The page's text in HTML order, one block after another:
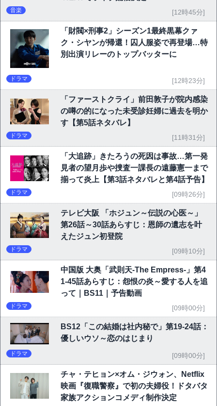
音楽 [12時45分]
「財閥×刑事2」シーズン1最終黒幕クァ
ク・シヤンが帰還！囚人服姿で再登場…特
別出演リレーのトップバッターに
ドラマ [12時23分]
「ファーストクライ」前田敦子が院内感染
の噂の的になった未受診妊婦に過去を明か
す【第5話ネタバレ】
ドラマ [11時31分]
「大追跡」きたろうの死因は事故…第一発
見者の望月歩や捜査一課長の遠藤憲一まで
揃って炎上【第3話ネタバレと第4話予告】
ドラマ [09時26分]
テレビ大阪 「ホジュン～伝説の心医～」
第26話～30話あらすじ：恩師の遺志を叶
えたジュン初登院
ドラマ [09時10分]
中国版 大奥「武則天-The Empress-」第4
1-45話あらすじ：怨恨の炎～愛する人を追
って｜BS11｜予告動画
ドラマ [09時00分]
BS12「この結婚は社内秘で」第19-24話：
優しいウソ～恋のはじまり
ドラマ [09時00分]
チャ・テヒョン×オム・ジウォン、Netflix
映画『復職警察』で初の夫婦役！ドタバタ
家族アクションコメディ制作決定